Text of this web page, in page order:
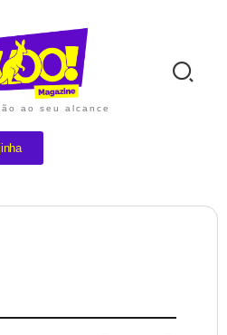
ao seu alcance